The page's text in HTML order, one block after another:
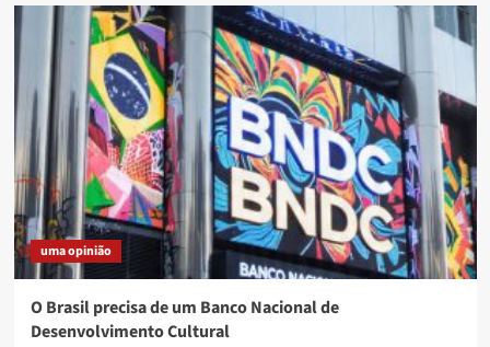
uma opinião
O Brasil precisa de um Banco Nacional de
Desenvolvimento Cultural